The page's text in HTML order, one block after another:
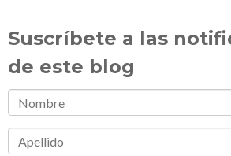
Suscríbete a las
de este blog